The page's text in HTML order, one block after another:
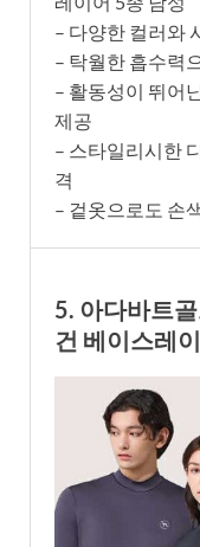
– 다양한 컬러와
– 탁월한 흡수력
– 활동성이 뛰어
제공
– 스타일리시한
격
– 겉옷으로도 손
5. 아다바트
건 베이스레